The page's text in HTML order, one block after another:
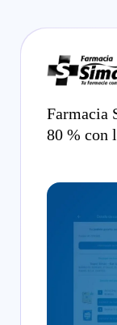
Farmacia
80 % con